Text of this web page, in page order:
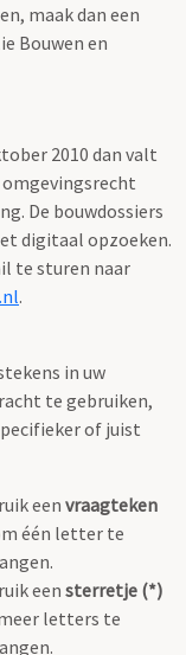
maak dan een
Bouwen en
2010 dan valt
omgevingsrecht
De bouwdossiers
digitaal opzoeken.
te sturen naar
.
in uw
te gebruiken,
of juist
eenvraagteken
één letter te
eensterretje (*)
letters te